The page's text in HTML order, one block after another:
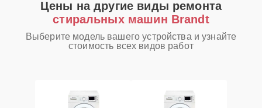
Цены на другие виды ремонта
стиральных машин Brandt
Выберите модель вашего устройства и узнайте
стоимость всех видов работ